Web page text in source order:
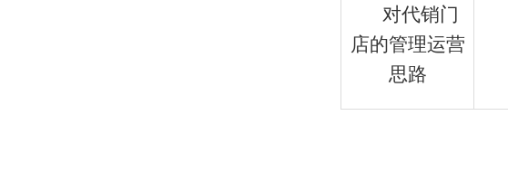
对代销门
店的管理运营
思路